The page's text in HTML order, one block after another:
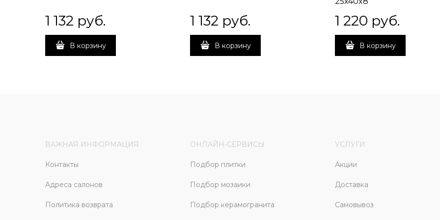
1 132 руб.
В корзину
1 132 руб.
В корзину
1 220 руб.
В корзину
ВАЖНАЯ ИНФОРМАЦИЯ
Контакты
Адреса салонов
Политика возврата
ОНЛАЙН-СЕРВИСЫ
Подбор плитки
Подбор мозаики
Подбор керамогранита
УСЛУГИ
Акции
Доставка
Самовывоз